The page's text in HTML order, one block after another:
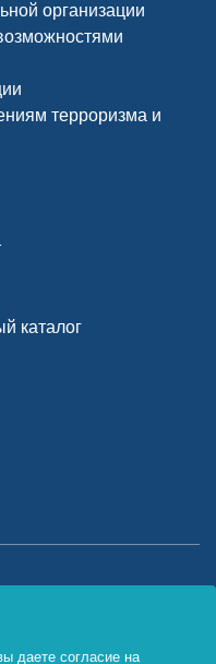
организации
терроризма и
каталог
образования РФ
даете согласие на